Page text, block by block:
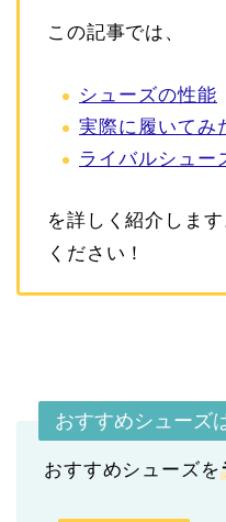
この記事では、
シューズの性能
実際に履いてみ
ライバルシュー
を詳しく紹介しま
ください！
おすすめシューズ
おすすめシューズを